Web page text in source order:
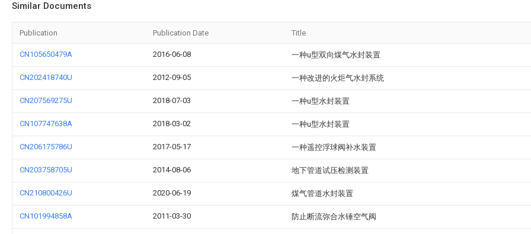
Similar Documents
Publication Publication Date Title
CN105650479A 2016-06-08 一种u型双向煤气水封装置
CN202418740U 2012-09-05 一种改进的火炬气水封系统
CN207569275U 2018-07-03 一种u型水封装置
CN107747638A 2018-03-02 一种u型水封装置
CN206175786U 2017-05-17 一种遥控浮球阀补水装置
CN203758705U 2014-08-06 地下管道试压检测装置
CN210800426U 2020-06-19 煤气管道水封装置
CN101994858A 2011-03-30 防止断流弥合水锤空气阀